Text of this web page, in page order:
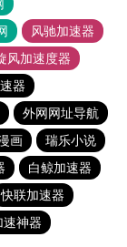
风驰加速器
风加速度器
器
外网网址导航
画
瑞乐小说
白鲸加速器
快联加速器
神器